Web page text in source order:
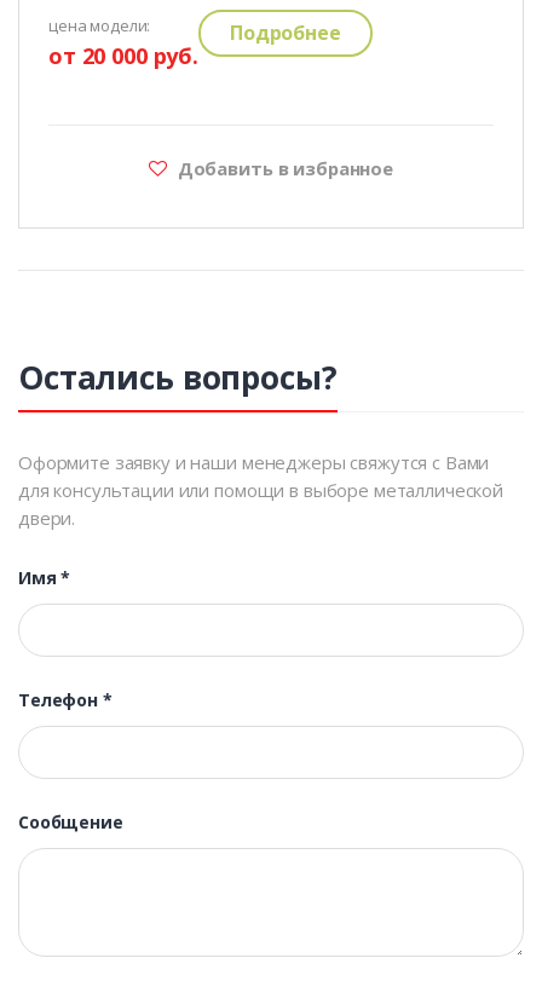
цена модели:
от 20 000 руб.
Подробнее
Добавить в избранное
Остались вопросы?
Оформите заявку и наши менеджеры свяжутся с Вами
для консультации или помощи в выборе металлической
двери.
Имя*
Телефон *
Сообщение